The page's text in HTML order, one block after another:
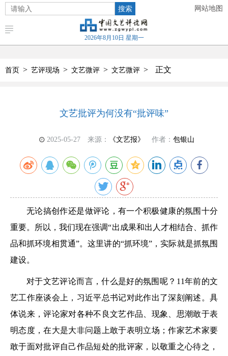
搜索 网站地图
2026年8月10日 星期一
首页 > 艺评现场 > 文艺微评 > 文艺微评 > 正文
文艺批评为何没有“批评味”
2025-05-27 来源： 《文艺报》 作者： 包银山
无论搞创作还是做评论，有一个积极健康的氛围十分
重要。所以，我们现在强调“出成果和出人才相结合、抓作
品和抓环境相贯通”。这里讲的“抓环境”，实际就是抓氛围
建设。
对于文艺评论而言，什么是好的氛围呢？11年前的文
艺工作座谈会上，习近平总书记对此作出了深刻阐述。具
体说来，评论家对各种不良文艺作品、现象、思潮敢于表
明态度，在大是大非问题上敢于表明立场；作家艺术家要
敢于面对批评自己作品短处的批评家，以敬重之心待之，